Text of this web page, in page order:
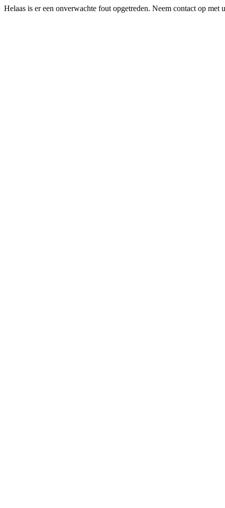
Helaas is er een onverwachte fout opgetreden. Neem contact op met